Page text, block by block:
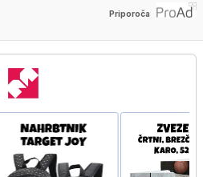
Priporoča